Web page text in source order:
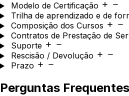
Modelo de Certificação
Trilha de aprendizado e de
Composição dos Cursos
Contratos de Prestação de
Suporte
Rescisão / Devolução
Prazo
Perguntas